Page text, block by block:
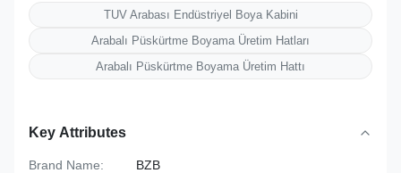
TUV Arabası Endüstriyel Boya Kabini
Arabalı Püskürtme Boyama Üretim Hatları
Arabalı Püskürtme Boyama Üretim Hattı
Key Attributes
Brand Name:
BZB